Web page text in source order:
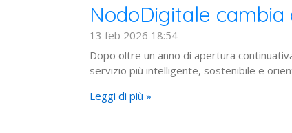
NodoDigitale cambia
13 feb 2026 18:54
Dopo oltre un anno di apertura
servizio più intelligente, sostenibile e
Leggi di più »